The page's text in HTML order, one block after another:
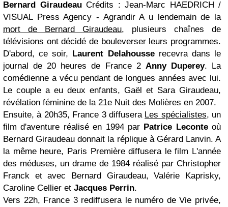
Bernard Giraudeau Crédits : Jean-Marc HAEDRICH /
VISUAL Press Agency - AgrandirAu lendemain de la
mort de Bernard Giraudeau, plusieurs chaînes de
télévisions ont décidé de bouleverser leurs programmes.
D'abord, ce soir,
Laurent Delahousserecevra dans le
journal de 20 heures de France 2 Anny Duperey. La
comédienne a vécu pendant de longues années avec lui.
Le couple a eu deux enfants, Gaël et Sara Giraudeau,
révélation féminine de la 21e Nuit des Molières en 2007.
Ensuite, à 20h35, France 3 diffusera Les spécialistes, un
film d'aventure réalisé en 1994 par Patrice Leconteoù
Bernard Giraudeau donnait la réplique à Gérard Lanvin. A
la même heure, Paris Première diffusera le film L'année
des méduses, un drame de 1984 réalisé par Christopher
Franck et avec Bernard Giraudeau, Valérie Kaprisky,
Caroline Cellier et Jacques Perrin.
Vers 22h, France 3 rediffusera le numéro de Vie privée,